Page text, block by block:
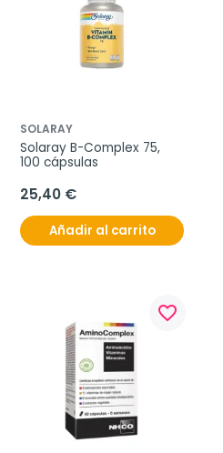
SOLARAY
Solaray B-Complex 75,
100 cápsulas
25,40 €
Añadir al carrito
favorite_border